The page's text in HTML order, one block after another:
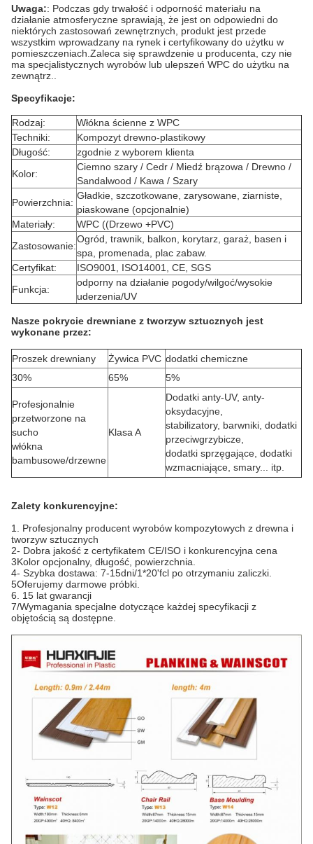
Uwaga:: Podczas gdy trwałość i odporność materiału na
działanie atmosferyczne sprawiają, że jest on odpowiedni do
niektórych zastosowań zewnętrznych, produkt jest przede
wszystkim wprowadzany na rynek i certyfikowany do użytku w
pomieszczeniach.Zaleca się sprawdzenie u producenta, czy nie
ma specjalistycznych wyrobów lub ulepszeń WPC do użytku na
zewnątrz..
Specyfikacje:
Rodzaj:
Włókna ścienne z WPC
Techniki:
Kompozyt drewno-plastikowy
Długość:
zgodnie z wyborem klienta
Kolor:
Ciemno szary / Cedr / Miedź brązowa / Drewno /
Sandalwood / Kawa / Szary
Powierzchnia:
Gładkie, szczotkowane, zarysowane, ziarniste,
piaskowane (opcjonalnie)
Materiały:
WPC ((Drzewo +PVC)
Zastosowanie:
Ogród, trawnik, balkon, korytarz, garaż, basen i
spa, promenada, plac zabaw.
Certyfikat:
ISO9001, ISO14001, CE, SGS
Funkcja:
odporny na działanie pogody/wilgoć/wysokie
uderzenia/UV
Nasze pokrycie drewniane z tworzyw sztucznych jest
wykonane przez:
Proszek drewniany Żywica PVC dodatki chemiczne
30%
65% 5%
Profesjonalnie
przetworzone na
sucho
włókna
bambusowe/drzewne
Klasa A
Dodatki anty-UV, anty-
oksydacyjne,
stabilizatory, barwniki, dodatki
przeciwgrzybicze,
dodatki sprzęgające, dodatki
wzmacniające, smary... itp.
Zalety konkurencyjne:
1. Profesjonalny producent wyrobów kompozytowych z drewna i
tworzyw sztucznych
2- Dobra jakość z certyfikatem CE/ISO i konkurencyjna cena
3Kolor opcjonalny, długość, powierzchnia.
4- Szybka dostawa: 7-15dni/1*20'fcl po otrzymaniu zaliczki.
5Oferujemy darmowe próbki.
6. 15 lat gwarancji
7/Wymagania specjalne dotyczące każdej specyfikacji z
objętością są dostępne.